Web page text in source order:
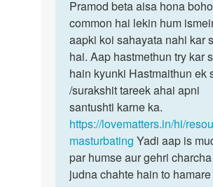
to
Mujhe
Sex
Karna
he
by
Pramod
Saxena
Pramod
beta
aisa
hona
bohot…
Pramod beta aisa hona
common hai lekin hum
aapki koi sahayata nahi kar
hai. Aap hastmethun try kar
hain kyunki Hastmaithun ek
/surakshit tareek ahai apni
santushti karne ka.
https://lovematters.in/hi/
masturbating Yadi aap is
par humse aur gehri
judna chahte hain to hamare